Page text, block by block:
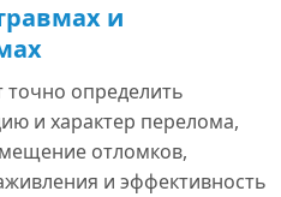
и
точно определить
и характер перелома,
отломков,
и эффективность